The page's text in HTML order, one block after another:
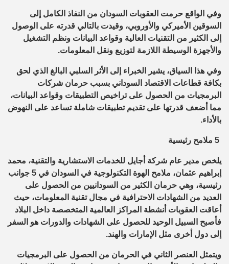
وفي الواقع حرمت العقوبات السودان من النفاذ الكامل إلى
السوقين الأميركي والأوروبي، وقيدت بالتالي قدرته على الوصول
إلى الكثير من التقنيات العالية وقواعد البيانات ونظم التشغيل
والأجهزة الوسيطة اللازمة لتوزيع ونقل المعلومات.
وفي هذا السياق، يشير الخبراء إلى الأثر السلبي البالغ الذي لحق
بكافة قطاعات الاقتصاد السوداني بسبب حرمان شركات
البرمجيات من الحصول على تراخيص التطبيقات وقواعد البيانات،
مما أضعف قدرتها على تقديم تطبيقات شاملة تساعد على النهوض
بالأداء.
يلخص مدير عام شركة أجايل للخدمات الاستشارية والتقنية، محمد
إبراهيم عثمان، ملامح الهوة التكنولوجية في السودان في 5 جوانب
رئيسية، وهي حرمان الكثير من السودانيين من الحصول على
العديد من الشهادات الاحترافية في مجال تقنية المعلومات، حيث
أعاقت العقوبات أنشطة المراكز العالمية المتخصصة داخل البلاد
فأصبح السبيل الوحيد للحصول على الشهادات والدورات هو السفر
إلى دول أخرى مثل الإمارات والهند.
ويتمثل العنصر الثاني في الحرمان من الحصول على البرمجيات